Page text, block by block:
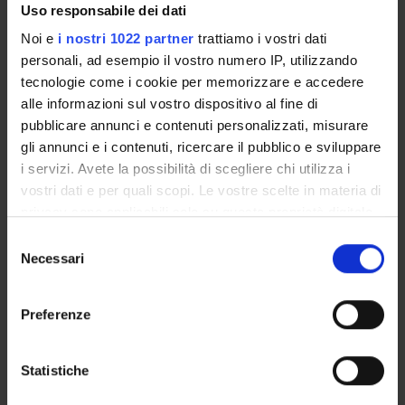
Uso responsabile dei dati
Noi e i nostri 1022 partner trattiamo i vostri dati
personali, ad esempio il vostro numero IP, utilizzando
tecnologie come i cookie per memorizzare e accedere
alle informazioni sul vostro dispositivo al fine di
pubblicare annunci e contenuti personalizzati, misurare
gli annunci e i contenuti, ricercare il pubblico e sviluppare
i servizi. Avete la possibilità di scegliere chi utilizza i
vostri dati e per quali scopi. Le vostre scelte in materia di
modificare o revocare il proprio consenso in qualsiasi
momento dalla Dichiarazione sui cookie o facendo clic
raccogliere informazioni sulla tua posizione
geografica, con un'approssimazione di qualche
delNecessari
Preferenze
Statistiche
per le persone LGBTQIA+
Classe di appartenenza : CP - Classe per i Corsi
di Perfezionamento (Ateneo)
Sede : Verona
Corso di perfezionamento in Strenght
training per la terza età
Classe di appartenenza : CP - Classe per i Corsi
Sede : Verona